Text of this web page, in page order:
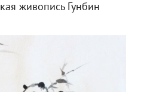
живопись Гунбин